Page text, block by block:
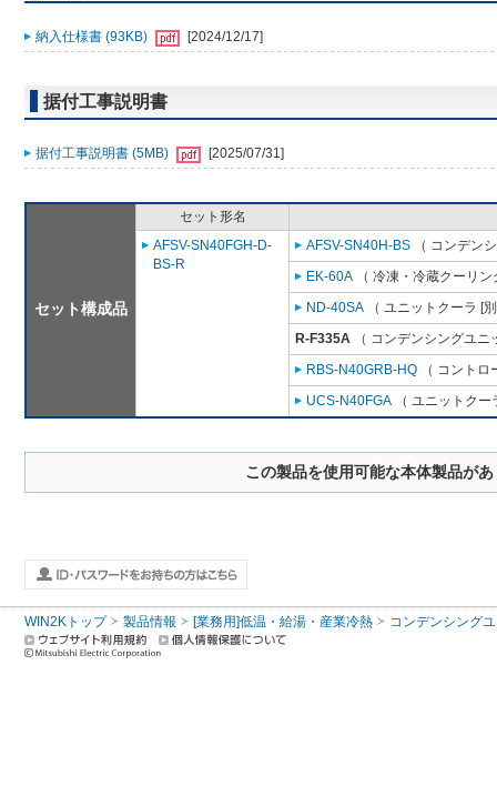
納入仕様書 (93KB) [2024/12/17]
据付工事説明書
据付工事説明書 (5MB) [2025/07/31]
セット構成品
セット形名
AFSV-SN40FGH-D-
BS-R
AFSV-SN40H-BS （ コンデン
EK-60A （ 冷凍・冷蔵クーリ
ND-40SA （ ユニットクーラ [
R-F335A （ コンデンシングユ
RBS-N40GRB-HQ （ コント
UCS-N40FGA （ ユニットク
この製品を使用可能な本体製品が
WIN2Kトップ 製品情報 [業務用]低温・給湯・産業冷熱 コンデンシング